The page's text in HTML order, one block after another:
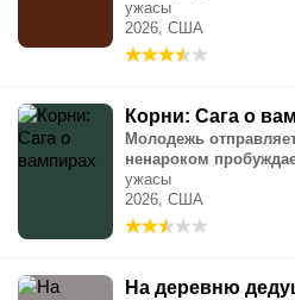
ужасы
2026, США
Корни: Сага о
Молодежь
ненароком
ужасы
2026, США
На деревню